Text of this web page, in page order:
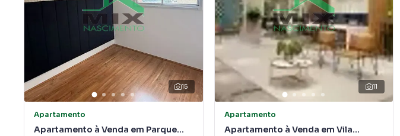
15
Apartamento
Apartamento à Venda em Parque
11
Apartamento
Apartamento à Venda em Vila